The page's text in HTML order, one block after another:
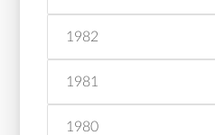
1982
1981
1980